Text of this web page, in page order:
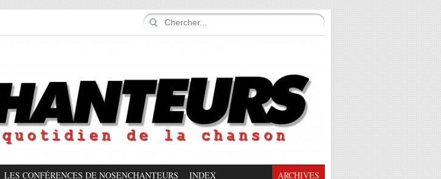
LES CONFÉRENCES DE NOSENCHANTEURS INDEX ARCHIVES